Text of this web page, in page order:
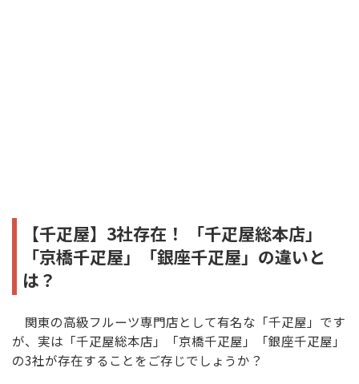
【千疋屋】3社存在！ 「千疋屋総本店」
「京橋千疋屋」「銀座千疋屋」の違いと
は？
関東の高級フルーツ専門店として有名な「千疋屋」です
が、実は「千疋屋総本店」「京橋千疋屋」「銀座千疋屋」
の3社が存在することをご存じでしょうか？